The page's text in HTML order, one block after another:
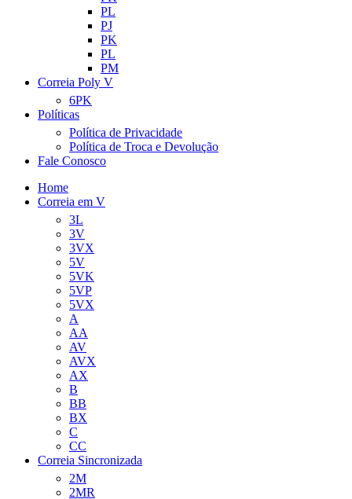
PL
PJ
PK
PL
PM
Correia Poly V
6PK
Políticas
Política de Privacidade
Política de Troca e Devolução
Fale Conosco
Home
Correia em V
3L
3V
3VX
5V
5VK
5VP
5VX
A
AA
AV
AVX
AX
B
BB
BX
C
CC
Correia Sincronizada
2M
2MR